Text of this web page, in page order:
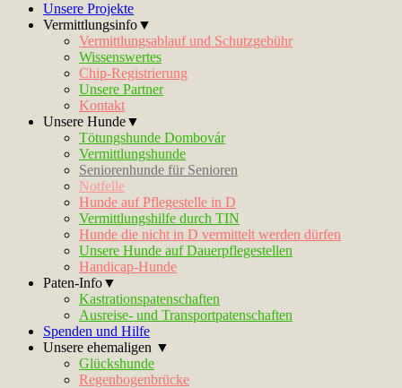
Unsere Projekte
Vermittlungsinfo▼
Vermittlungsablauf und Schutzgebühr
Wissenswertes
Chip-Registrierung
Unsere Partner
Kontakt
Unsere Hunde▼
Tötungshunde Dombovár
Vermittlungshunde
Seniorenhunde für Senioren
Notfelle
Hunde auf Pflegestelle in D
Vermittlungshilfe durch TIN
Hunde die nicht in D vermittelt werden dürfen
Unsere Hunde auf Dauerpflegestellen
Handicap-Hunde
Paten-Info▼
Kastrationspatenschaften
Ausreise- und Transportpatenschaften
Spenden und Hilfe
Unsere ehemaligen ▼
Glückshunde
Regenbogenbrücke